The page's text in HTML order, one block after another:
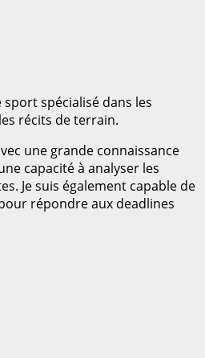
spécialisé dans les
récits de terrain.
une grande connaissance
capacité à analyser les
Je suis également capable de
répondre aux deadlines